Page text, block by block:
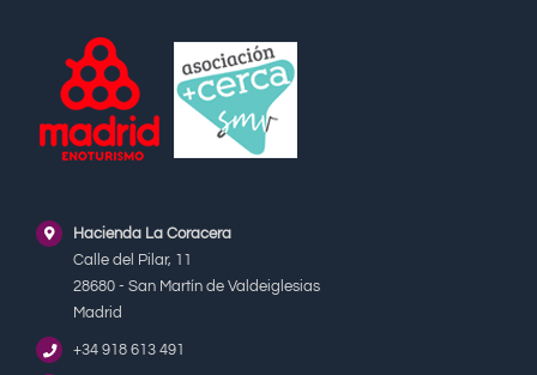
Hacienda La Coracera
Calle del Pilar, 11
28680 - San Martín de Valdeiglesias
Madrid
+34 918 613 491